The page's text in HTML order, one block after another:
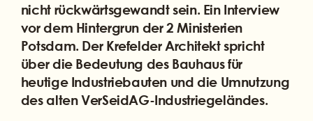
nicht rückwärtsgewandt sein. Ein Interview
vor dem Hintergrun der 2 Ministerien
Potsdam. Der Krefelder Architekt spricht
über die Bedeutung des Bauhaus für
heutige Industriebauten und die Umnutzung
des alten VerSeidAG-Industriegeländes.